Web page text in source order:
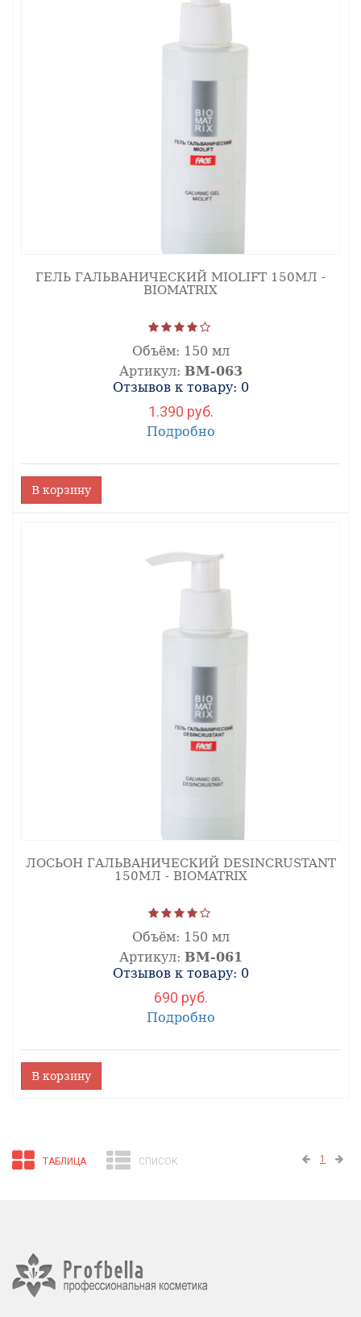
ГЕЛЬ ГАЛЬВАНИЧЕСКИЙ MIOLIFT 150МЛ -
BIOMATRIX
Объём: 150 мл
Артикул: ВМ-063
Отзывов к товару: 0
1.390 руб.
Подробно
В корзину
ЛОСЬОН ГАЛЬВАНИЧЕСКИЙ DESINCRUSTANT
150МЛ - BIOMATRIX
Объём: 150 мл
Артикул: ВМ-061
Отзывов к товару: 0
690 руб.
Подробно
В корзину
ТАБЛИЦА СПИСОК 1